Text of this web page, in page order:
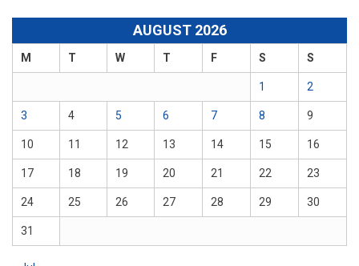
AUGUST 2026
M T W T F S S
1 2
3 4 5 6 7 8 9
10 11 12 13 14 15 16
17 18 19 20 21 22 23
24 25 26 27 28 29 30
31